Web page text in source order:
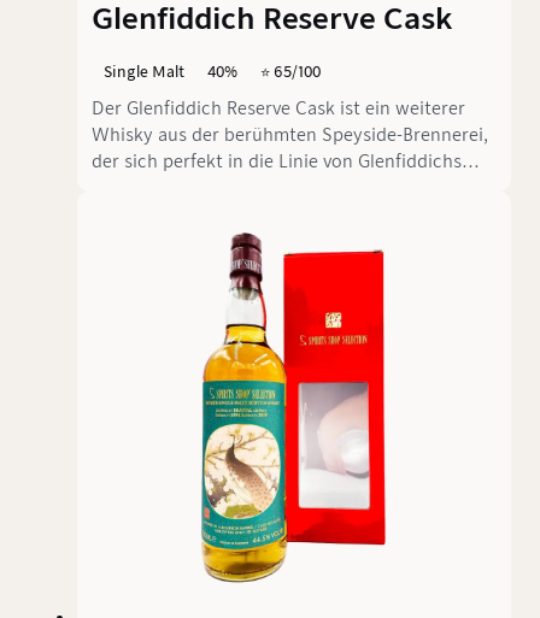
Glenfiddich Reserve Cask
Single Malt 40% ⭐️ 65/100
Der Glenfiddich Reserve Cask ist ein weiterer
Whisky aus der berühmten Speyside-Brennerei,
der sich perfekt in die Linie von Glenfiddichs
breite Masse ab. Er ist ein Whisky, der für viele
Gelegenheiten gemacht wurde, aber kann er
auch bei anspruchsvolleren Genießern punkten?
Ein Blick auf die Details zeigt, dass dieser
Whisky vor allem eines ist: zugänglich.